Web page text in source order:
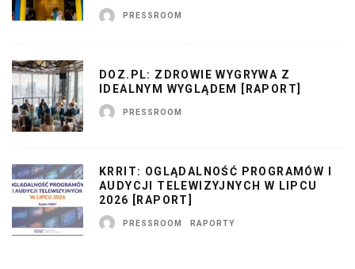
PRESSROOM
DOZ.PL: ZDROWIE WYGRYWA Z
IDEALNYM WYGLĄDEM [RAPORT]
PRESSROOM
KRRIT: OGLĄDALNOŚĆ PROGRAMÓW I
AUDYCJI TELEWIZYJNYCH W LIPCU
2026 [RAPORT]
PRESSROOM RAPORTY